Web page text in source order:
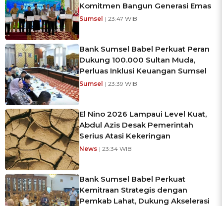
Komitmen Bangun Generasi Emas
Sumsel | 23:47 WIB
Bank Sumsel Babel Perkuat Peran
Dukung 100.000 Sultan Muda,
Perluas Inklusi Keuangan Sumsel
Sumsel | 23:39 WIB
El Nino 2026 Lampaui Level Kuat,
Abdul Azis Desak Pemerintah
Serius Atasi Kekeringan
News | 23:34 WIB
Bank Sumsel Babel Perkuat
Kemitraan Strategis dengan
Pemkab Lahat, Dukung Akselerasi